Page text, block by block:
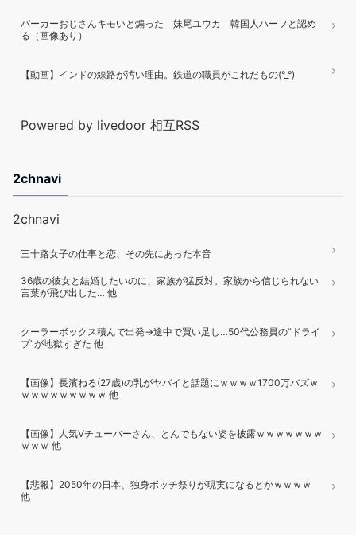
パーカーおじさんキモいと煽った 妹尾ユウカ 韓国人ハーフと認め
る（画像あり）
【動画】インドの線路が汚い理由。鉄道の職員がこれだもの(°_°)
Powered by livedoor 相互RSS
2chnavi
2chnavi
三十路女子の仕事と恋、その先にあった本音
36歳の彼女と結婚したいのに、家族が猛反対。家族から信じられない
言葉が飛び出した… 他
クーラーボックス積んで出発→途中で買い足し…50代公務員の“ドライ
ブ”が地獄すぎた 他
【画像】長濱ねる(27歳)の乳がヤバイと話題にｗｗｗｗ1700万バズｗ
ｗｗｗｗｗｗｗｗｗ 他
【画像】人気Vチューバーさん、とんでもない姿を披露ｗｗｗｗｗｗｗ
ｗｗｗ 他
【悲報】2050年の日本、独身ボッチ祭りが現実になるとかｗｗｗｗ
他